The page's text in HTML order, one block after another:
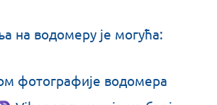
на водомеру је могућа:
фотографије водомера